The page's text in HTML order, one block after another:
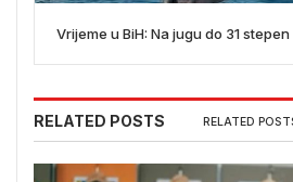
Vrijeme u BiH: Na jugu do 31 stepen
RELATED POSTS RELATED